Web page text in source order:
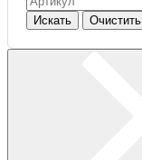
Искать Очистить